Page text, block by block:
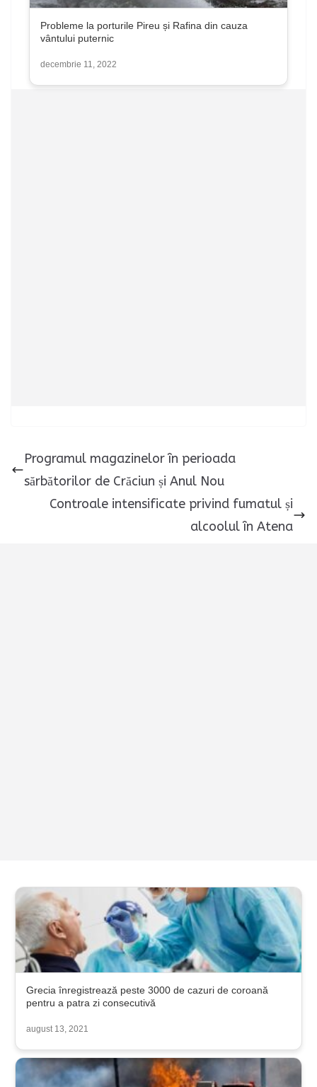
Probleme la porturile Pireu și Rafina din cauza
vântului puternic
decembrie 11, 2022
Programul magazinelor în perioada
sărbătorilor de Crăciun și Anul Nou
Controale intensificate privind fumatul și
alcoolul în Atena
Grecia înregistrează peste 3000 de cazuri de coroană
pentru a patra zi consecutivă
august 13, 2021